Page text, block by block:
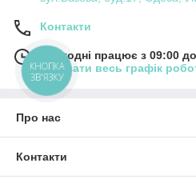
Контакти
Сьогодні працює з 09:00
Показати весь графік
Про нас
Контакти
КНОПКА
ЗВ'ЯЗКУ